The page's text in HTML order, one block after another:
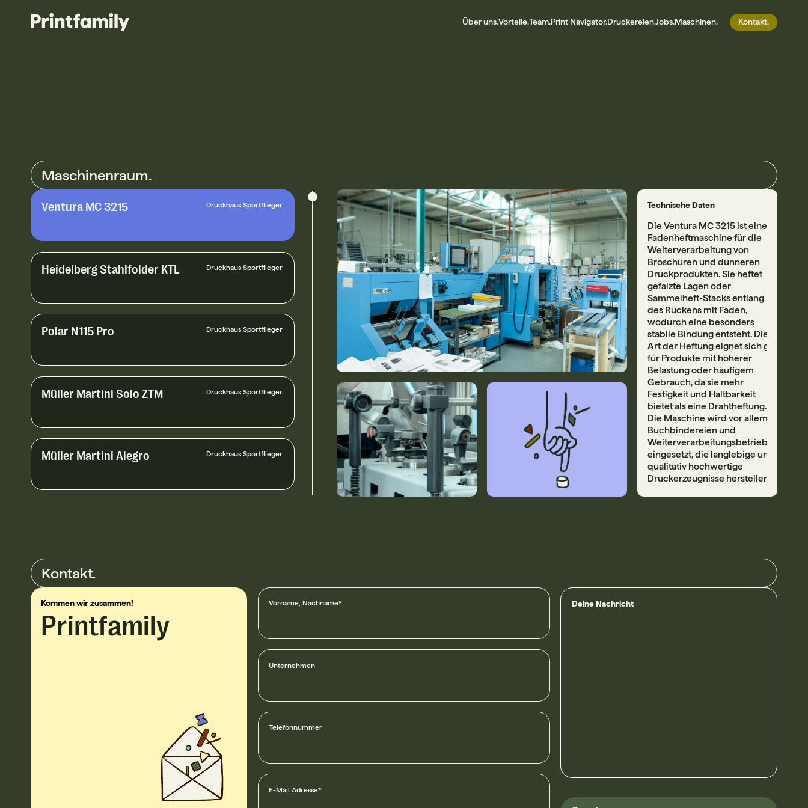
Über uns.Vorteile.Team.Print Navigator.Druckereien.Jobs.Maschinen. Kontakt.
Maschinenraum.
Ventura MC 3215 Druckhaus Sportflieger
Heidelberg Stahlfolder KTL Druckhaus Sportflieger
Polar N115 Pro Druckhaus Sportflieger
Müller Martini Solo ZTM Druckhaus Sportflieger
Müller Martini Alegro Druckhaus Sportflieger
Kolbus Buchstraße
Granit Dreimesserautomat Druckhaus Sportflieger
Druckhaus Sportflieger
Druckhaus Sportflieger
Technische Daten
Die Ventura MC 3215 ist eine
Fadenheftmaschine für die
Weiterverarbeitung von
Broschüren und dünneren
Druckprodukten. Sie heftet
gefalzte Lagen oder
Sammelheft-Stacks entlang
des Rückens mit Fäden,
wodurch eine besonders
stabile Bindung entsteht. Diese
Art der Heftung eignet sich gut
für Produkte mit höherer
Belastung oder häufigem
Gebrauch, da sie mehr
Festigkeit und Haltbarkeit
bietet als eine Drahtheftung.
Die Maschine wird vor allem in
Buchbindereien und
Weiterverarbeitungsbetrieben
eingesetzt, die langlebige und
qualitativ hochwertige
Druckerzeugnisse herstellen.
Kontakt.
Kommen wir zusammen!
Printfamily
Vorname, Nachname*
Unternehmen
Telefonnummer
E-Mail Adresse*
Deine Nachricht